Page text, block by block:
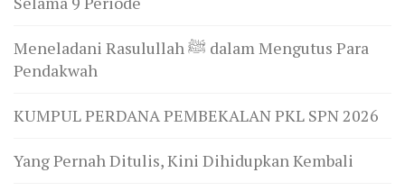
Meneladani Rasulullah ﷺ dalam Mengutus Para
Pendakwah
KUMPUL PERDANA PEMBEKALAN PKL SPN 2026
Yang Pernah Ditulis, Kini Dihidupkan Kembali